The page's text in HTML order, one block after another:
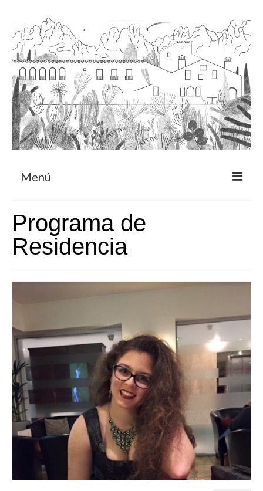
Menú
Programa de residencia
CRUCERO
Quedate con nosotras
Contacto
Idioma:
Programa de
Residencia